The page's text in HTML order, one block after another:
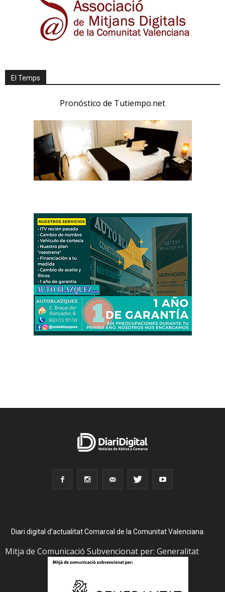
El Temps
Pronóstico de Tutiempo.net
Diari digital d’actualitat Comarcal de la Comunitat Valenciana.
Mitja de Comunicació Subvencionat per: Generalitat